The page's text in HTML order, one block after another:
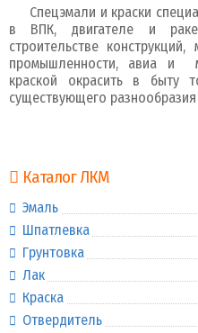
Спецэмали и краски
в ВПК, двигателе и
строительстве
промышленности, авиа и
краской окрасить в быту
существующего
Каталог ЛКМ
Эмаль
Шпатлевка
Грунтовка
Лак
Краска
Отвердитель